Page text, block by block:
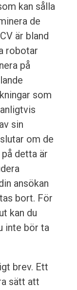
kan sålla
de
är bland
robotar
på
som
sin
om de
detta är
ansökan
bort. För
kan du
inte bör ta
brev. Ett
sätt att